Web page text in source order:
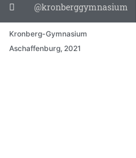
@kronberggymnasium
Kronberg-Gymnasium
Aschaffenburg, 2021